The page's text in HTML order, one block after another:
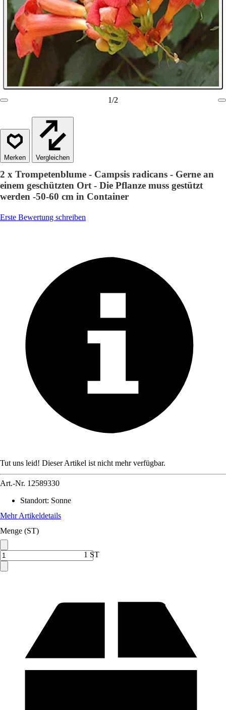
1/2
Vergleichen
2 x Trompetenblume - Campsis radicans - Gerne an
einem geschützten Ort - Die Pflanze muss gestützt
werden -50-60 cm in Container
Erste Bewertung schreiben
Tut uns leid! Dieser Artikel ist nicht mehr verfügbar.
Art.-Nr. 12589330
Standort: Sonne
Mehr Artikeldetails
Menge (ST)
1 ST